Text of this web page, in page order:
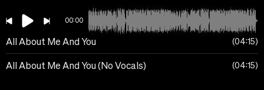
00:00
All About Me And You 04:15
All About Me And You (No Vocals) 04:15